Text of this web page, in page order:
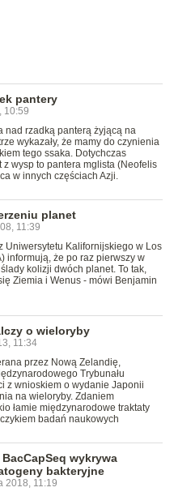
pantery
10:59
nad rzadką panterą żyjącą na
wykazały, że mamy do czynienia
tego ssaka. Dotychczas
z wysp to pantera mglista (Neofelis
w innych częściach Azji.
planet
11:39
Uniwersytetu Kalifornijskiego w Los
informują, że po raz pierwszy w
kolizji dwóch planet. To tak,
Ziemia i Wenus - mówi Benjamin
o wieloryby
11:34
przez Nową Zelandię,
Trybunału
z wnioskiem o wydanie Japonii
na wieloryby. Zdaniem
łamie międzynarodowe traktaty
badań naukowych
BacCapSeq wykrywa
bakteryjne
2018, 11:19